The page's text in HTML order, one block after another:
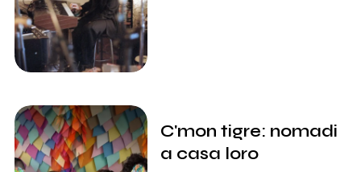
C'mon tigre: nomadi
a casa loro